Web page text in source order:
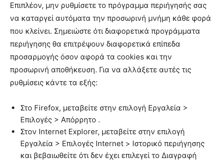
Επιπλέον, μην ρυθμίσετε το πρόγραμμα περιήγησής σας
να καταργεί αυτόματα την προσωρινή μνήμη κάθε φορά
που κλείνει. Σημειώστε ότι διαφορετικά προγράμματα
περιήγησης θα επιτρέψουν διαφορετικά επίπεδα
προσαρμογής όσον αφορά τα cookies και την
προσωρινή αποθήκευση. Για να αλλάξετε αυτές τις
ρυθμίσεις κάντε τα εξής:
Στο Firefox, μεταβείτε στην επιλογή Εργαλεία >
Επιλογές > Απόρρητο .
Στον Internet Explorer, μεταβείτε στην επιλογή
Εργαλεία > Επιλογές Internet > Ιστορικό περιήγησης
και βεβαιωθείτε ότι δεν έχει επιλεγεί το Διαγραφή